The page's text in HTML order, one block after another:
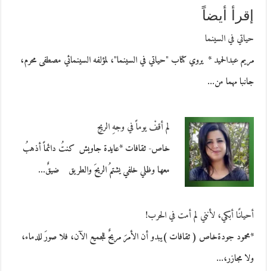
إقرأ أيضاً
حياتي في السينما
مريم عبدالحميد * يروي كتاب "حياتي في السينما"، لمؤلفه السينمائي مصطفى محرم،
جانبا مهما من…
لم أقفْ يوماً في وجهِ الريحِ
خاص- ثقافات *عايدة جاويش كنتُ دائماً أذهبُ
معها وظلي خلفي يشتمُ الريحَ والطريق ضيقٌ…
أحيانًا أبكي، لأنني لم أمت في الحرب!
*محمود جودةخاص ( ثقافات )يبدو أن الأمرَ مريحٌ للجميع الآن، فلا صورَ للدماء،
ولا مجازر،…